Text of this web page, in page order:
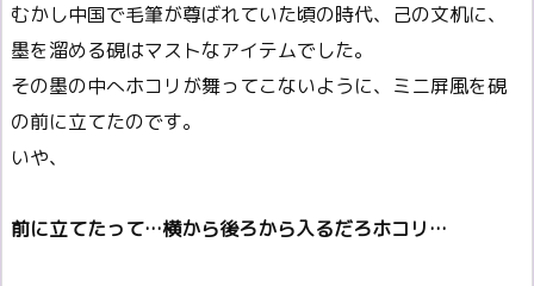
むかし中国で毛筆が尊ばれていた頃の時代、己の文机に、
墨を溜める硯はマストなアイテムでした。
その墨の中へホコリが舞ってこないように、ミニ屏風を硯
の前に立てたのです。
いや、
前に立てたって…横から後ろから入るだろホコリ…